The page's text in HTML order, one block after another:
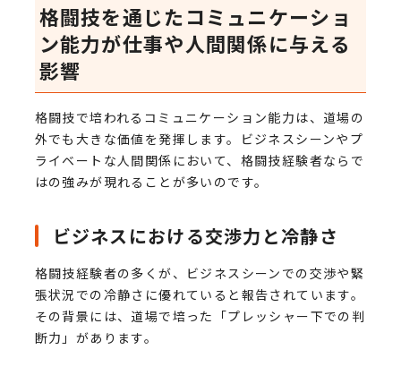
格闘技を通じたコミュニケーショ
ン能力が仕事や人間関係に与える
影響
格闘技で培われるコミュニケーション能力は、道場の
外でも大きな価値を発揮します。ビジネスシーンやプ
ライベートな人間関係において、格闘技経験者ならで
はの強みが現れることが多いのです。
ビジネスにおける交渉力と冷静さ
格闘技経験者の多くが、ビジネスシーンでの交渉や緊
張状況での冷静さに優れていると報告されています。
その背景には、道場で培った「プレッシャー下での判
断力」があります。